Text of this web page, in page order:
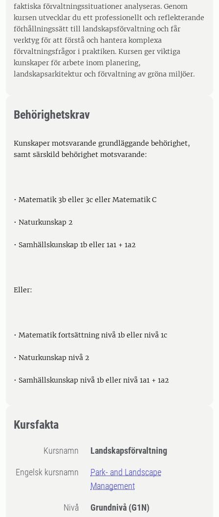
faktiska förvaltningssituationer analyseras. Genom
kursen utvecklar du ett professionellt och reflekterande
förhållningssätt till landskapsförvaltning och får
verktyg för att förstå och hantera komplexa
förvaltningsfrågor i praktiken. Kursen ger viktiga
kunskaper för arbete inom planering,
landskapsarkitektur och förvaltning av gröna miljöer.
Behörighetskrav
Kunskaper motsvarande grundläggande behörighet,
samt särskild behörighet motsvarande:
• Matematik 3b eller 3c eller Matematik C
• Naturkunskap 2
• Samhällskunskap 1b eller 1a1 + 1a2
Eller:
• Matematik fortsättning nivå 1b eller nivå 1c
• Naturkunskap nivå 2
• Samhällskunskap nivå 1b eller nivå 1a1 + 1a2
Kursfakta
Kursnamn Landskapsförvaltning
Engelsk kursnamn
Park- and Landscape
Management
Nivå Grundnivå (G1N)